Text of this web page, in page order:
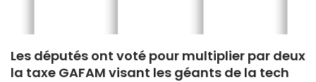
Les députés ont voté pour multiplier par deux
la taxe GAFAM visant les géants de la tech